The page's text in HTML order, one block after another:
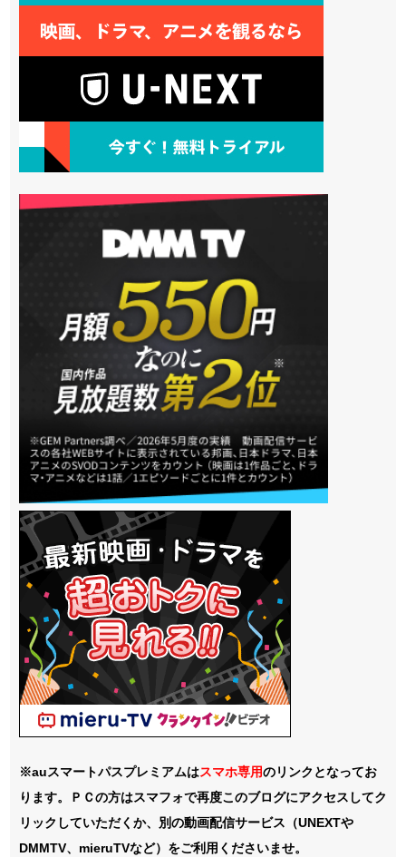
※auスマートパスプレミアムはスマホ専用のリンクとなってお
ります。ＰＣの方はスマフォで再度このブログにアクセスしてク
リックしていただくか、別の動画配信サービス（UNEXTや
DMMTV、mieruTVなど）をご利用くださいませ。